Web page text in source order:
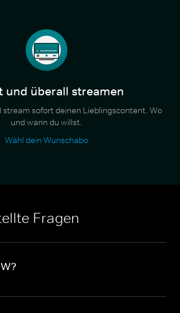
und überall streamen
stream sofort deinen Lieblingscontent. Wo
und wann du willst.
Wähl dein Wunschabo
Fragen